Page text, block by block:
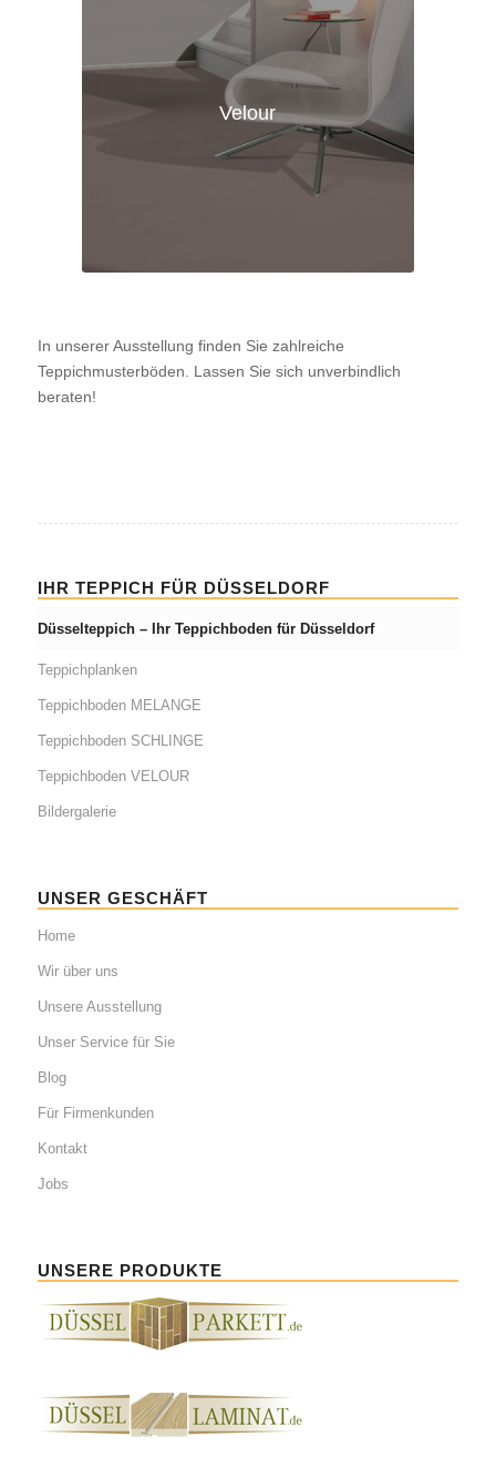
Velour
In unserer Ausstellung finden Sie zahlreiche
Teppichmusterböden. Lassen Sie sich unverbindlich
beraten!
IHR TEPPICH FÜR DÜSSELDORF
Düsselteppich – Ihr Teppichboden für Düsseldorf
Teppichplanken
Teppichboden MELANGE
Teppichboden SCHLINGE
Teppichboden VELOUR
Bildergalerie
UNSER GESCHÄFT
Home
Wir über uns
Unsere Ausstellung
Unser Service für Sie
Blog
Für Firmenkunden
Kontakt
Jobs
UNSERE PRODUKTE